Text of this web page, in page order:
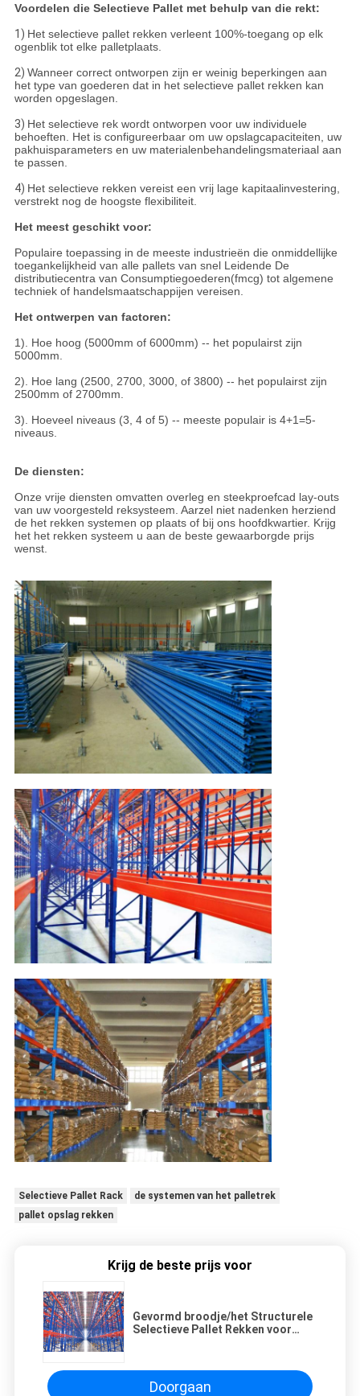
Voordelen die Selectieve Pallet met behulp van die rekt:
1) Het selectieve pallet rekken verleent 100%-toegang op elk
ogenblik tot elke palletplaats.
2) Wanneer correct ontworpen zijn er weinig beperkingen aan
het type van goederen dat in het selectieve pallet rekken kan
worden opgeslagen.
3) Het selectieve rek wordt ontworpen voor uw individuele
behoeften. Het is configureerbaar om uw opslagcapaciteiten, uw
pakhuisparameters en uw materialenbehandelingsmateriaal aan
te passen.
4) Het selectieve rekken vereist een vrij lage kapitaalinvestering,
verstrekt nog de hoogste flexibiliteit.
Het meest geschikt voor:
Populaire toepassing in de meeste industrieën die onmiddellijke
toegankelijkheid van alle pallets van snel Leidende De
distributiecentra van Consumptiegoederen(fmcg) tot algemene
techniek of handelsmaatschappijen vereisen.
Het ontwerpen van factoren:
1). Hoe hoog (5000mm of 6000mm) -- het populairst zijn
5000mm.
2). Hoe lang (2500, 2700, 3000, of 3800) -- het populairst zijn
2500mm of 2700mm.
3). Hoeveel niveaus (3, 4 of 5) -- meeste populair is 4+1=5-
niveaus.
De diensten:
Onze vrije diensten omvatten overleg en steekproefcad lay-outs
van uw voorgesteld reksysteem. Aarzel niet nadenken herziend
de het rekken systemen op plaats of bij ons hoofdkwartier. Krijg
het het rekken systeem u aan de beste gewaarborgde prijs
wenst.
Selectieve Pallet Rack
de systemen van het palletrek
pallet opslag rekken
Krijg de beste prijs voor
Gevormd broodje/het Structurele
Selectieve Pallet Rekken voor
Doorgaan